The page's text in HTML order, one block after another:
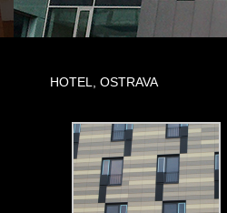
HOTEL, OSTRAVA